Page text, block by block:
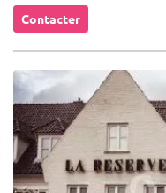
Contacter